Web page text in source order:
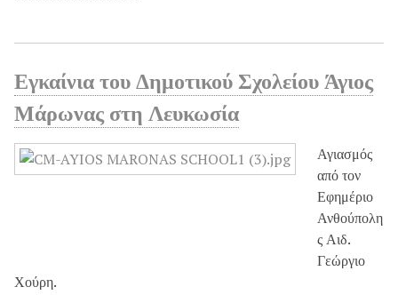
Εγκαίνια του Δημοτικού Σχολείου Άγιος
Μάρωνας στη Λευκωσία
Αγιασμός
από τον
Εφημέριο
Ανθούπολη
ς Αιδ.
Γεώργιο
Χούρη.